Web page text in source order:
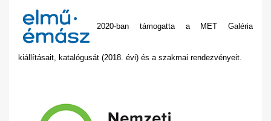
2020-ban támogatta a MET Galéria
kiállításait, katalógusát (2018. évi) és a szakmai rendezvényeit.